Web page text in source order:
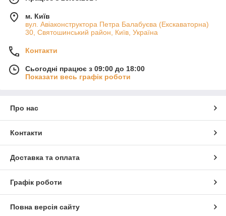
м. Київ
вул. Авіаконструктора Петра Балабуєва (Екскаваторна)
30, Святошинський район, Київ, Україна
Контакти
Сьогодні працює з 09:00 до 18:00
Показати весь графік роботи
Про нас
Контакти
Доставка та оплата
Графік роботи
Повна версія сайту